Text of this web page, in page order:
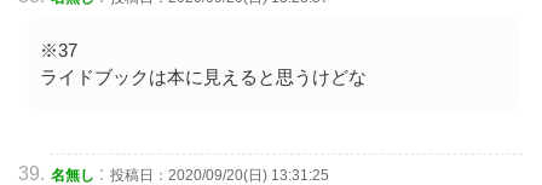
※37
ライドブックは本に見えると思うけどな
名無し : 投稿日：2020/09/20(日) 13:31:25